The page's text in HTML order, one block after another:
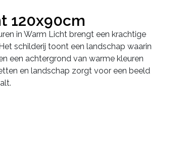
120x90cm
in Warm Licht brengt een krachtige
schilderij toont een landschap waarin
een achtergrond van warme kleuren
en landschap zorgt voor een beeld